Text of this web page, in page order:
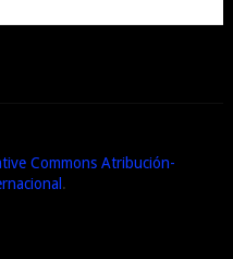
Commons Atribución-
.